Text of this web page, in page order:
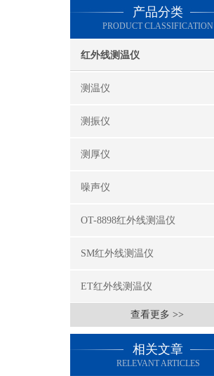
产品分类
PRODUCT CLASSIFICATION
红外线测温仪
测温仪
测振仪
测厚仪
噪声仪
OT-8898红外线测温仪
SM红外线测温仪
ET红外线测温仪
查看更多 >>
相关文章
RELEVANT ARTICLES